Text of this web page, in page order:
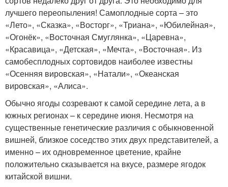
лучшего переопыления! Самоплодные сорта – это
«Лето», «Сказка», «Восторг», «Триана», «Юбилейная»,
«Огонёк», «Восточная Смуглянка», «Царевна»,
«Красавица», «Детская», «Мечта», «Восточная». Из
самобесплодных сортовидов наиболее известны
«Осенняя вировская», «Натали», «Океанская
вировская», «Алиса».
Обычно ягоды созревают к самой середине лета, а в
южных регионах – к середине июня. Несмотря на
существенные генетические различия с обыкновенной
вишней, близкое соседство этих двух представителей, а
именно – их одновременное цветение, крайне
положительно сказывается на вкусе, размере ягодок
китайской вишни.